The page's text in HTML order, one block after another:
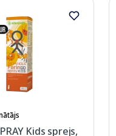
Kids sprejs,